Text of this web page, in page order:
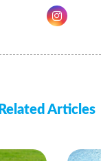
Related Articles